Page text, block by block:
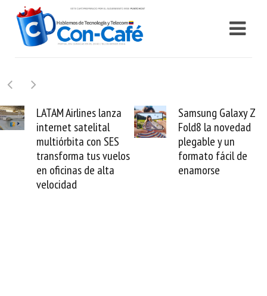
lanza
vuelos
Samsung Galaxy Z
Fold8 la novedad
plegable y un
formato fácil de
enamorse
Cashea
millones
valida el